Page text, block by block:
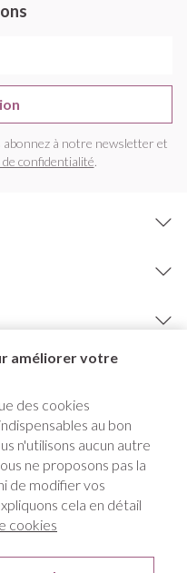
améliorer votre
des cookies
au bon
n'utilisons aucun autre
ne proposons pas la
de modifier vos
cela en détail
cookies
à notre newsletter et
confidentialité.